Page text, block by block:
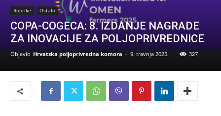
Rubrike Ostalo
COPA-COGECA: 8. IZDANJE NAGRADE
ZA INOVACIJE ZA POLJOPRIVREDNICE
Objavio Hrvatska poljoprivredna komora - 9. travnja 2025. 327